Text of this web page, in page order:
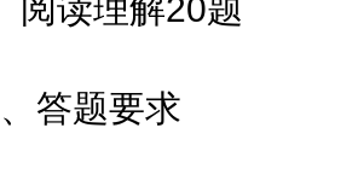
读理解20题
题要求